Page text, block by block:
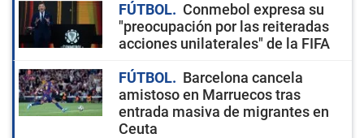
FÚTBOL
Conmebol expresa su
"preocupación por las reiteradas
acciones unilaterales" de la FIFA
FÚTBOL
Barcelona cancela
amistoso en Marruecos tras
entrada masiva de migrantes en
Ceuta